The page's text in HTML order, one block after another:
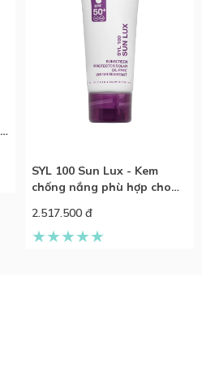
SYL 100 Sun Lux - Kem
chống nắng phù hợp cho
2.517.500 đ